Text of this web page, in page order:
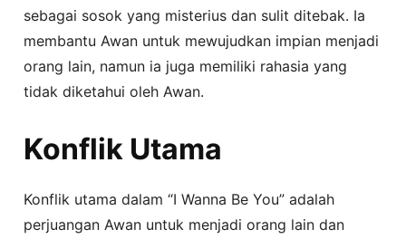
sebagai sosok yang misterius dan sulit ditebak. Ia
membantu Awan untuk mewujudkan impian menjadi
orang lain, namun ia juga memiliki rahasia yang
tidak diketahui oleh Awan.
Konflik Utama
Konflik utama dalam “I Wanna Be You” adalah
perjuangan Awan untuk menjadi orang lain dan